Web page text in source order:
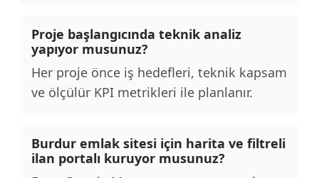
Proje başlangıcında teknik analiz
yapıyor musunuz?
Her proje önce iş hedefleri, teknik kapsam
ve ölçülür KPI metrikleri ile planlanır.
Burdur emlak sitesi için harita ve filtreli
ilan portalı kuruyor musunuz?